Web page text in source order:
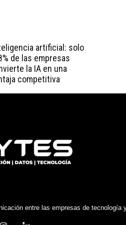
artificial: solo
de las empresas
la IA en una
competitiva
entre las empresas de tecnología